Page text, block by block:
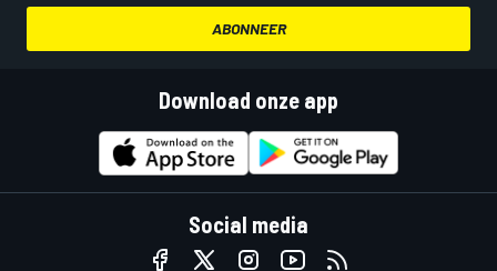
ABONNEER
Download onze app
Social media